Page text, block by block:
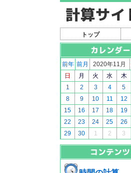
トップ
前年 前月 2020年11月
日
月 火 水 木
1
2 3 4 5
8
9 10 11 12
15
16 17 18 19
22
23 24 25 26
29
30 1 2 3